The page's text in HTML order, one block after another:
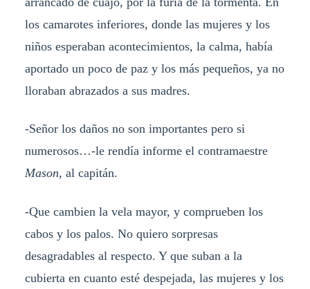
los camarotes inferiores, donde las mujeres y los
niños esperaban acontecimientos, la calma, había
aportado un poco de paz y los más pequeños, ya no
lloraban abrazados a sus madres.
-Señor los daños no son importantes pero si
numerosos…-le rendía informe el contramaestre
Mason, al capitán.
-Que cambien la vela mayor, y comprueben los
cabos y los palos. No quiero sorpresas
desagradables al respecto. Y que suban a la
cubierta en cuanto esté despejada, las mujeres y los